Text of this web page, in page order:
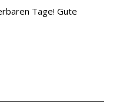
Tage! Gute